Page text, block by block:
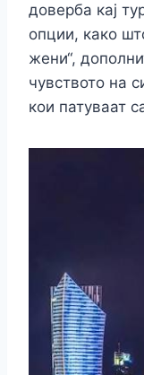
доверба кај
опции, како
жени“,
чувството на
кои патуваат